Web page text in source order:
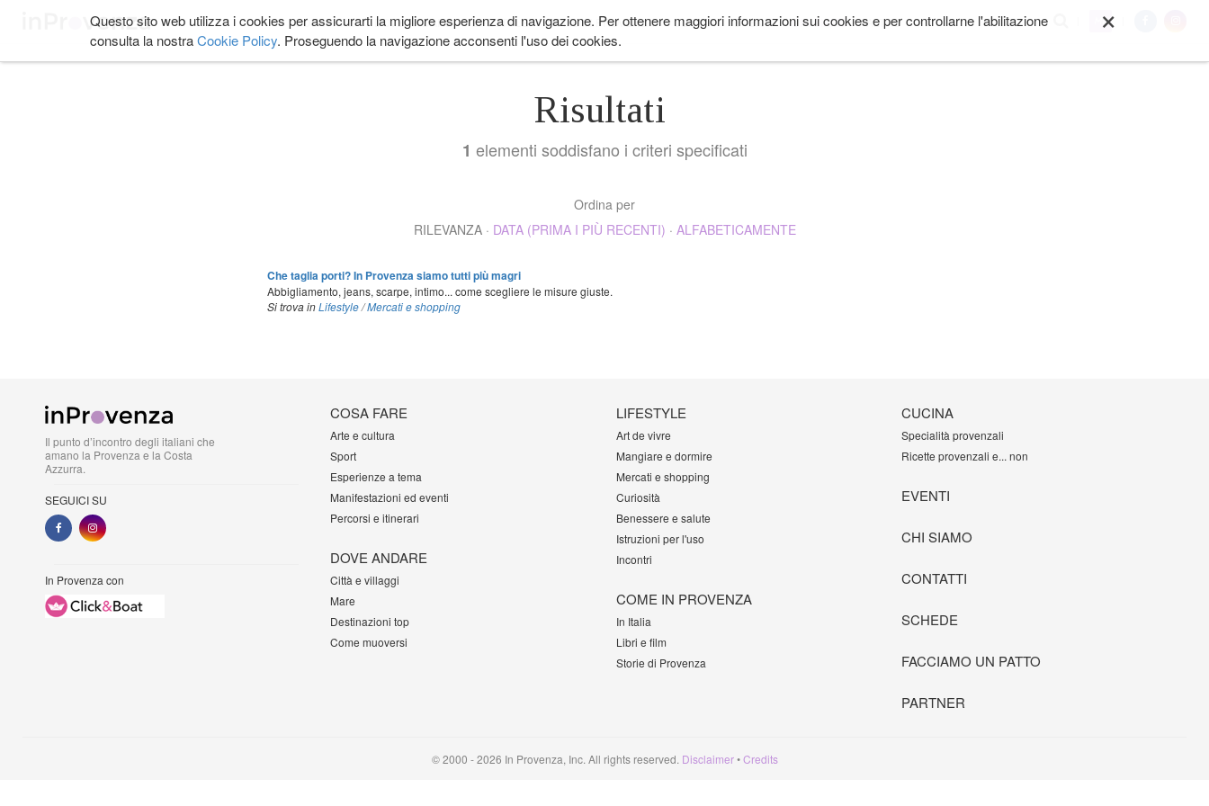
|
COSA FARE DOVE ANDARE LIFESTYLE COME IN PROVENZA CUCINA EVENTI CHI SIAMO ALTRO My
×
Questo sito web utilizza i cookies per assicurarti la migliore esperienza di navigazione. Per ottenere maggiori informazioni sui cookies e per controllarne l'abilitazione
consulta la nostraCookie Policy. Proseguendo la navigazione acconsenti l'uso dei cookies.
Risultati
1 elementi soddisfano i criteri specificati
Ordina per
RILEVANZA · DATA (PRIMA I PIÙ RECENTI) · ALFABETICAMENTE
Che taglia porti? In Provenza siamo tutti più magri
Abbigliamento, jeans, scarpe, intimo... come scegliere le misure giuste.
Si trova inLifestyle/Mercati e shopping
Il punto d’incontro degli italiani che
amano la Provenza e la Costa
Azzurra.
SEGUICI SU
In Provenza con
COSA FARE
Arte e cultura
Sport
Esperienze a tema
Manifestazioni ed eventi
Percorsi e itinerari
DOVE ANDARE
Città e villaggi
Mare
Destinazioni top
Come muoversi
LIFESTYLE
Art de vivre
Mangiare e dormire
Mercati e shopping
Curiosità
Benessere e salute
Istruzioni per l'uso
Incontri
COME IN PROVENZA
In Italia
Libri e film
Storie di Provenza
CUCINA
Specialità provenzali
Ricette provenzali e... non
EVENTI
CHI SIAMO
CONTATTI
SCHEDE
FACCIAMO UN PATTO
PARTNER
© 2000 - 2026 In Provenza, Inc. All rights reserved. Disclaimer•Credits